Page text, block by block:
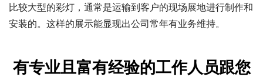
比较大型的彩灯，通常是运输到客户的现场展地进行制作和
安装的。这样的展示能显现出公司常年有业务维持。
有专业且富有经验的工作人员跟您